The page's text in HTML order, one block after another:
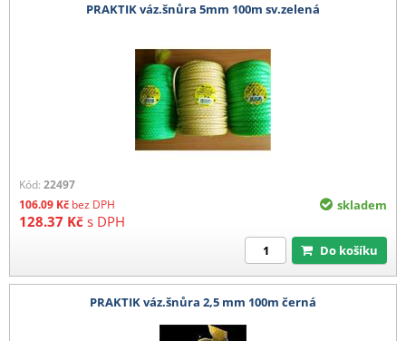
PRAKTIK váz.šnůra 5mm 100m sv.zelená
Kód: 22497
106.09 Kč bez DPH
128.37 Kč s DPH
skladem
Do košíku
PRAKTIK váz.šnůra 2,5 mm 100m černá